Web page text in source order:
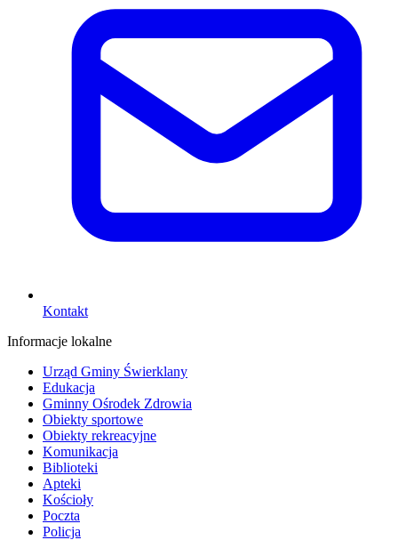
Kontakt
Informacje lokalne
Urząd Gminy Świerklany
Edukacja
Gminny Ośrodek Zdrowia
Obiekty sportowe
Obiekty rekreacyjne
Komunikacja
Biblioteki
Apteki
Kościoły
Poczta
Policja